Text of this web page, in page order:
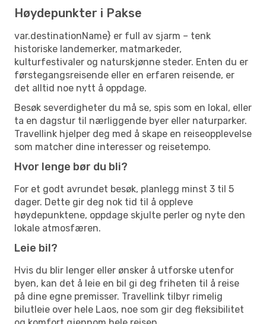
Høydepunkter i Pakse
var.destinationName} er full av sjarm – tenk
historiske landemerker, matmarkeder,
kulturfestivaler og naturskjønne steder. Enten du er
førstegangsreisende eller en erfaren reisende, er
det alltid noe nytt å oppdage.
Besøk severdigheter du må se, spis som en lokal, eller
ta en dagstur til nærliggende byer eller naturparker.
Travellink hjelper deg med å skape en reiseopplevelse
som matcher dine interesser og reisetempo.
Hvor lenge bør du bli?
For et godt avrundet besøk, planlegg minst 3 til 5
dager. Dette gir deg nok tid til å oppleve
høydepunktene, oppdage skjulte perler og nyte den
lokale atmosfæren.
Leie bil?
Hvis du blir lenger eller ønsker å utforske utenfor
byen, kan det å leie en bil gi deg friheten til å reise
på dine egne premisser. Travellink tilbyr rimelig
bilutleie over hele Laos, noe som gir deg fleksibilitet